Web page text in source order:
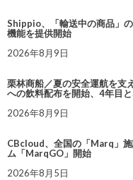
Shippio、「輸送中の商品」
機能を提供開始
2026年8月9日
栗林商船／夏の安全運航を支
への飲料配布を開始、4年目
2026年8月9日
CBcloud、全国の「Marq」
ム「MarqGO」開始
2026年8月5日